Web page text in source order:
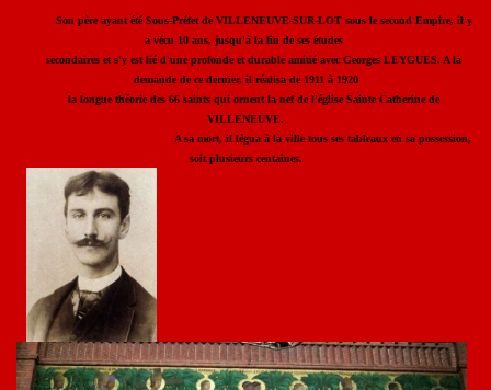
Son père ayant été Sous-Préfet de VILLENEUVE-SUR-LOT sous le second Empire, il y
a vécu 10 ans, jusqu'à la fin de ses études
secondaires et s'y est lié d'une profonde et durable amitié avec Georges LEYGUES. A la
demande de ce dernier, il réalisa de 1911 à 1920
la longue théorie des 66 saints qui ornent la nef de l'église Sainte Catherine de
VILLENEUVE.
A sa mort, il légua à la ville tous ses tableaux en sa possession,
soit plusieurs centaines.